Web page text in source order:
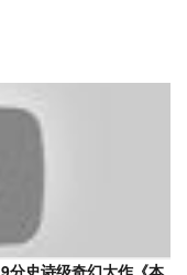
分史诗级奇幻大作《本